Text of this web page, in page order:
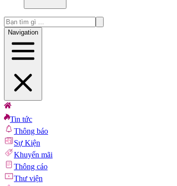
Navigation
Tin tức
Thông báo
Sự Kiện
Khuyến mãi
Thông cáo
Thư viện